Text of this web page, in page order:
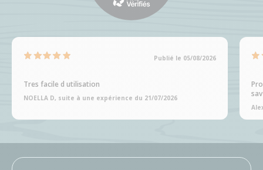
Publié le 05/08/2026
Tres facile d utilisation
NOELLA D, suite à une expérience du 21/07/2026